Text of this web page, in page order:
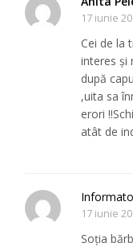
17 iunie
Cei de la
interes și
după
,uita sa
erori
atât de
17 iunie
Soția